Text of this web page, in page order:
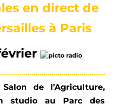
en direct de
à Paris
de l’Agriculture,
studio au Parc des